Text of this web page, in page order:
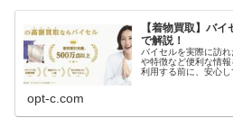
【着物買取】バ
で解説！
バイセルを実際に訪
や特徴など便利な情
利用する前に、安心し
opt-c.com